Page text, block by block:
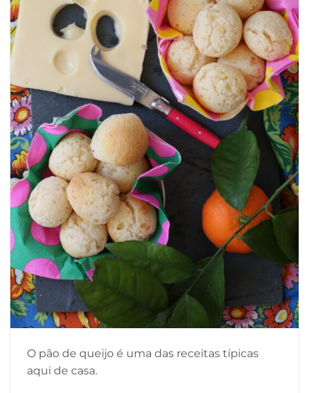
O pão de queijo é uma das receitas típicas
aqui de casa.